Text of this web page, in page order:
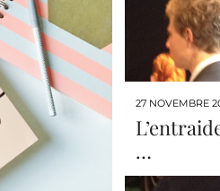
27 NOVEMBRE
…